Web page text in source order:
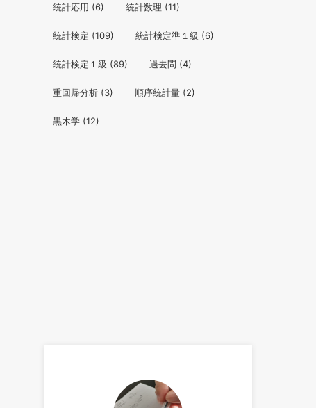
統計応用 (6) 統計数理 (11)
統計検定 (109) 統計検定準１級 (6)
統計検定１級 (89) 過去問 (4)
重回帰分析 (3) 順序統計量 (2)
黒木学 (12)